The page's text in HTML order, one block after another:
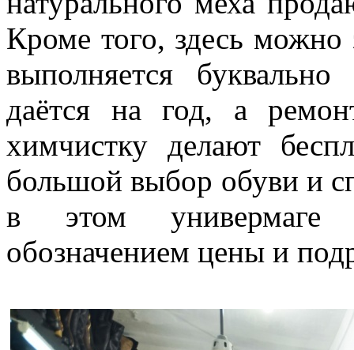
Кроме того, здесь можно
выполняется
даётся на год, а
химчистку делают
большой выбор обуви и
в этом универмаге
обозначением цены и